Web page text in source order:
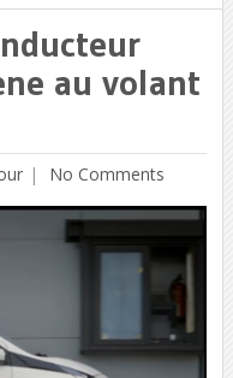
au volant
No Comments